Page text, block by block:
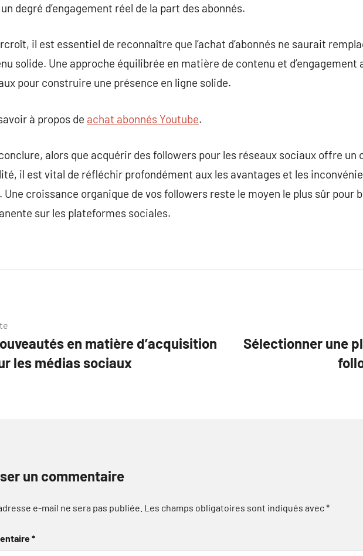
degré d’engagement réel de la part des abonnés.
il est essentiel de reconnaître que l’achat d’abonnés ne saurait
solide. Une approche équilibrée en matière de contenu et d’engagement
pour construire une présence en ligne solide.
à propos de achat abonnés Youtube.
alors que acquérir des followers pour les réseaux sociaux offre un
il est vital de réfléchir profondément aux les avantages et les
Une croissance organique de vos followers reste le moyen le plus sûr pour
sur les plateformes sociales.
en matière d’acquisition
les médias sociaux
Sélectionner une
un commentaire
e-mail ne sera pas publiée. Les champs obligatoires sont indiqués avec*
*